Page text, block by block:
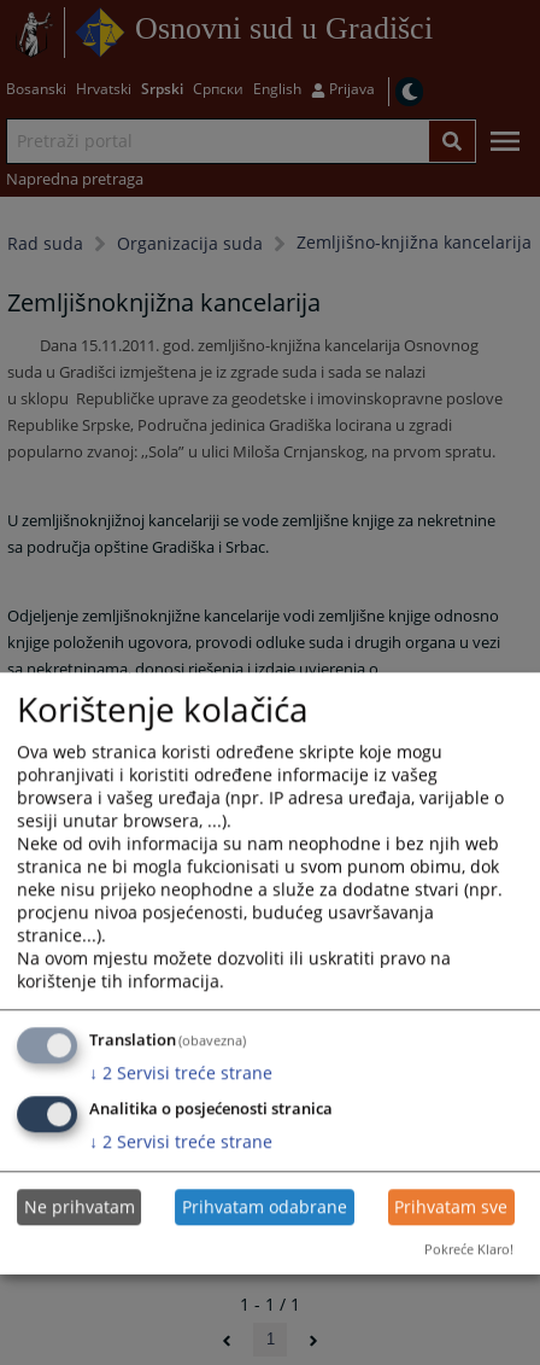
Osnovni sud u Gradišci
Bosanski Hrvatski Srpski Српски English Prijava
Napredna pretraga
Rad suda Organizacija suda Zemljišno-knjižna kancelarija
Zemljišnoknjižna kancelarija
Dana 15.11.2011. god. zemljišno-knjižna kancelarija Osnovnog
suda u Gradišci izmještena je iz zgrade suda i sada se nalazi
u sklopu Republičke uprave za geodetske i imovinskopravne poslove
Republike Srpske, Područna jedinica Gradiška locirana u zgradi
popularno zvanoj: ,,Sola” u ulici Miloša Crnjanskog, na prvom spratu.
U zemljišnoknjižnoj kancelariji se vode zemljišne knjige za nekretnine
sa područja opštine Gradiška i Srbac.
Odjeljenje zemljišnoknjižne kancelarije vodi zemljišne knjige odnosno
knjige položenih ugovora, provodi odluke suda i drugih organa u vezi
sa nekretninama, donosi rješenja i izdaje uvjerenja o
zemljišnoknjižnom stanju i obavlja druge poslove koji po prirodi
spadaju u djelokrug rada zemljišnoknjižne kancelarije.
1910PREGLEDA
1 - 1 / 1
1
Korištenje kolačića
Ova web stranica koristi određene skripte koje mogu
pohranjivati i koristiti određene informacije iz vašeg
browsera i vašeg uređaja (npr. IP adresa uređaja, varijable o
sesiji unutar browsera, ...).
Neke od ovih informacija su nam neophodne i bez njih web
stranica ne bi mogla fukcionisati u svom punom obimu, dok
neke nisu prijeko neophodne a služe za dodatne stvari (npr.
procjenu nivoa posjećenosti, budućeg usavršavanja
stranice...).
Na ovom mjestu možete dozvoliti ili uskratiti pravo na
korištenje tih informacija.
Translation(obavezna)
↓ 2 Servisi treće strane
Analitika o posjećenosti stranica
↓ 2 Servisi treće strane
Ne prihvatam Prihvatam odabrane Prihvatam sve
Pokreće Klaro!